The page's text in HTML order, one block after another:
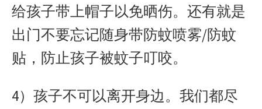
给孩子带上帽子以免晒伤。还有就是
出门不要忘记随身带防蚊喷雾/防蚊
贴，防止孩子被蚊子叮咬。
4）孩子不可以离开身边。我们都尽